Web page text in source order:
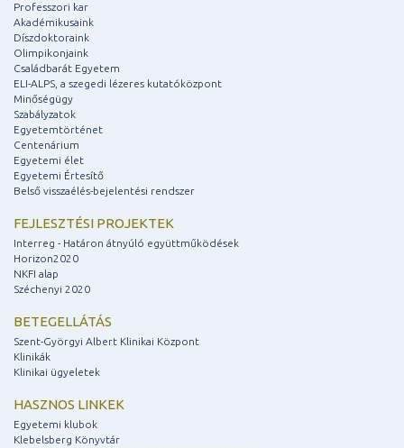
Professzori kar
Akadémikusaink
Díszdoktoraink
Olimpikonjaink
Családbarát Egyetem
ELI-ALPS, a szegedi lézeres kutatóközpont
Minőségügy
Szabályzatok
Egyetemtörténet
Centenárium
Egyetemi élet
Egyetemi Értesítő
Belső visszaélés-bejelentési rendszer
FEJLESZTÉSI PROJEKTEK
Interreg - Határon átnyúló együttműködések
Horizon2020
NKFI alap
Széchenyi 2020
BETEGELLÁTÁS
Szent-Györgyi Albert Klinikai Központ
Klinikák
Klinikai ügyeletek
HASZNOS LINKEK
Egyetemi klubok
Klebelsberg Könyvtár